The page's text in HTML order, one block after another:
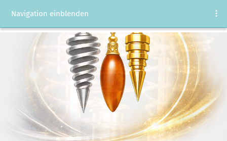
Navigation einblenden